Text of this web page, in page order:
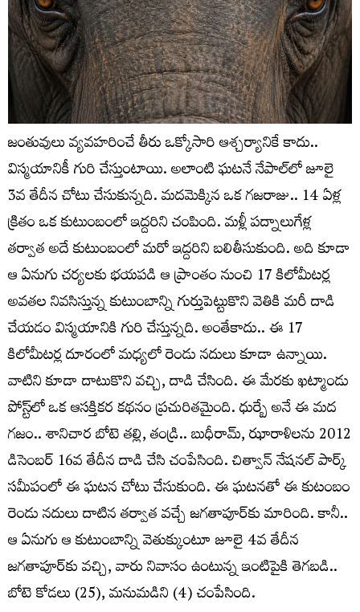
జంతువులు వ్యవహరించే తీరు ఒక్కోసారి ఆశ్చర్యానికే కాదు..
విస్మయానికీ గురి చేస్తుంటాయి. అలాంటి ఘటనే నేపాల్‌లో జూలై
3వ తేదీన చోటు చేసుకున్నది. మదమెక్కిన ఒక గజరాజు.. 14 ఏళ్ల
క్రితం ఒక కుటుంబంలో ఇద్దరిని చంపింది. మళ్లీ పద్నాలుగేళ్ల
తర్వాత అదే కుటుంబంలో మరో ఇద్దరిని బలితీసుకుంది. అది కూడా
ఆ ఏనుగు చర్యలకు భయపడి ఆ ప్రాంతం నుంచి 17 కిలోమీటర్ల
అవతల నివసిస్తున్న కుటుంబాన్ని గుర్తుపెట్టుకొని వెతికి మరీ దాడి
చేయడం విస్మయానికి గురి చేస్తున్నది. అంతేకాదు.. ఈ 17
కిలోమీటర్ల దూరంలో మధ్యలో రెండు నదులు కూడా ఉన్నాయి.
వాటిని కూడా దాటుకొని వచ్చి, దాడి చేసింది. ఈ మేరకు ఖట్మాండు
పోస్ట్‌లో ఒక ఆసక్తికర కథనం ప్రచురితమైంది. ధుర్బే అనే ఈ మద
గజం.. శానిచార బోటె తల్లి, తండ్రి.. బుధీరామ్‌, ఝారాళిలను 2012
డిసెంబర్‌ 16వ తేదీన దాడి చేసి చంపేసింది. చిత్వాన్‌ నేషనల్‌ పార్క్‌
సమీపంలో ఈ ఘటన చోటు చేసుకుంది. ఈ ఘటనతో ఈ కుటంబం
రెండు నదులు దాటిన తర్వాత వచ్చే జగతాపూర్‌కు మారింది. కానీ..
ఆ ఏనుగు ఆ కుటుంబాన్ని వెతుక్కుంటూ జూలై 4వ తేదీన
జగతాపూర్‌కు వచ్చి, వారు నివాసం ఉంటున్న ఇంటిపైకి తెగబడి..
బోటె కోడలు (25), మనుమడిని (4) చంపేసింది.